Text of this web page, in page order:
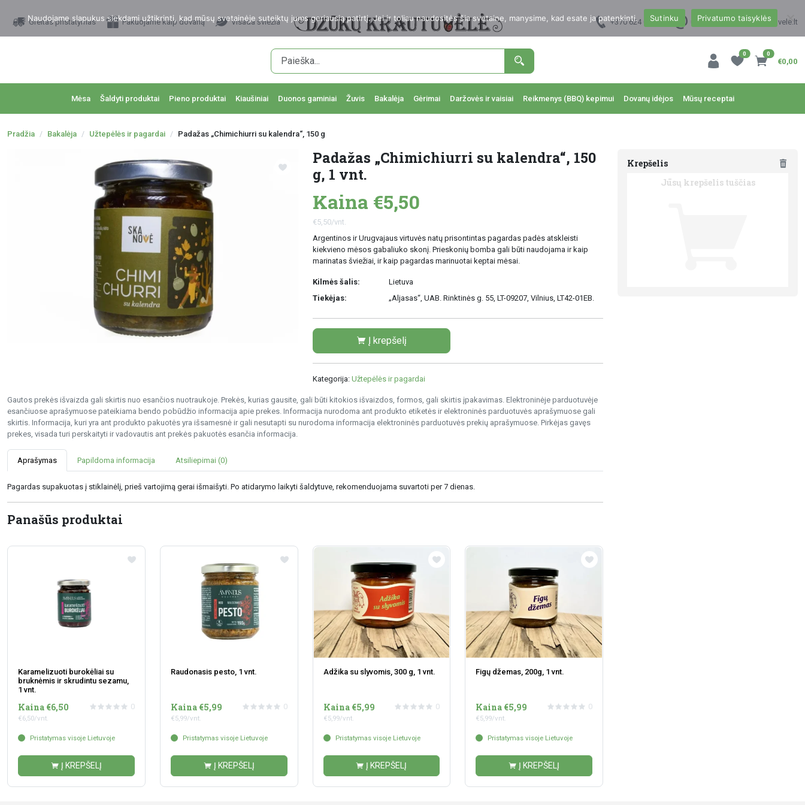
Greitas pristatymas Pakuojame kaip dovaną Visada šviežia +370 624 00988 uzsakymai@dzukukrautuvele.lt
0 0
€0,00
Mėsa Šaldyti produktai Pieno produktai Kiaušiniai Duonos gaminiai Žuvis Bakalėja Gėrimai Daržovės ir vaisiai Reikmenys (BBQ) kepimui Dovanų idėjos Mūsų receptai
Pradžia Bakalėja Užtepėlės ir pagardai Padažas „Chimichiurri su kalendra“, 150 g
Padažas „Chimichiurri su kalendra“, 150
g, 1 vnt.
Kaina €5,50
€5,50/vnt.
Argentinos ir Urugvajaus virtuvės natų prisontintas pagardas padės atskleisti
kiekvieno mėsos gabaliuko skonį. Prieskonių bomba gali būti naudojama ir kaip
marinatas šviežiai, ir kaip pagardas marinuotai keptai mėsai.
Kilmės šalis:
Lietuva
Tiekėjas:
„Aljasas“, UAB. Rinktinės g. 55, LT-09207, Vilnius, LT42-01EB.
Į krepšelį
Kategorija: Užtepėlės ir pagardai
Gautos prekės išvaizda gali skirtis nuo esančios nuotraukoje. Prekės, kurias gausite, gali būti kitokios išvaizdos, formos, gali skirtis įpakavimas. Elektroninėje parduotuvėje
esančiuose aprašymuose pateikiama bendo pobūdžio informacija apie prekes. Informacija nurodoma ant produkto etiketės ir elektroninės parduotuvės aprašymuose gali
skirtis. Informacija, kuri yra ant produkto pakuotės yra išsamesnė ir gali nesutapti su nurodoma informacija elektroninės parduotuvės prekių aprašymuose. Pirkėjas gavęs
prekes, visada turi perskaityti ir vadovautis ant prekės pakuotės esančia informacija.
Aprašymas Papildoma informacija Atsiliepimai (0)
Pagardas supakuotas į stiklainėlį, prieš vartojimą gerai išmaišyti. Po atidarymo laikyti šaldytuve, rekomenduojama suvartoti per 7 dienas.
Panašūs produktai
Karamelizuoti burokėliai su
bruknėmis ir skrudintu sezamu,
1 vnt.
Kaina €6,50
€6,50/vnt.
0
Pristatymas visoje Lietuvoje
Į KREPŠELĮ
Raudonasis pesto, 1 vnt.
Kaina €5,99
€5,99/vnt.
0
Pristatymas visoje Lietuvoje
Į KREPŠELĮ
Adžika su slyvomis, 300 g, 1 vnt.
Kaina €5,99
€5,99/vnt.
0
Pristatymas visoje Lietuvoje
Į KREPŠELĮ
Figų džemas, 200g, 1 vnt.
Kaina €5,99
€5,99/vnt.
0
Pristatymas visoje Lietuvoje
Į KREPŠELĮ
Krepšelis
Jūsų krepšelis tuščias
Naudojame slapukus siekdami užtikrinti, kad mūsų svetainėje suteiktų jums geriausią patirtį. Jei ir toliau naudositės šia svetaine, manysime, kad esate ja patenkinti. Sutinku Privatumo taisyklės